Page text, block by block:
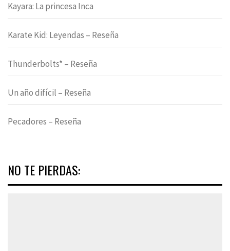
Kayara: La princesa Inca
Karate Kid: Leyendas – Reseña
Thunderbolts* – Reseña
Un año difícil – Reseña
Pecadores – Reseña
NO TE PIERDAS: